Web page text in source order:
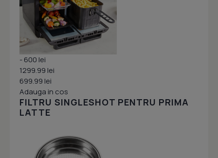
- 600 lei
1299.99 lei
699.99 lei
Adauga in cos
FILTRU SINGLESHOT PENTRU PRIMA
LATTE